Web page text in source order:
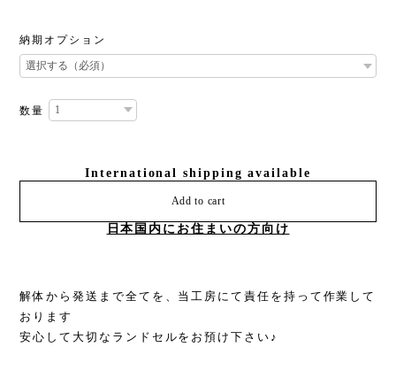
納期オプション
数量
International shipping available
Add to cart
日本国内にお住まいの方向け
解体から発送まで全てを、当工房にて責任を持って作業して
おります
安心して大切なランドセルをお預け下さい♪